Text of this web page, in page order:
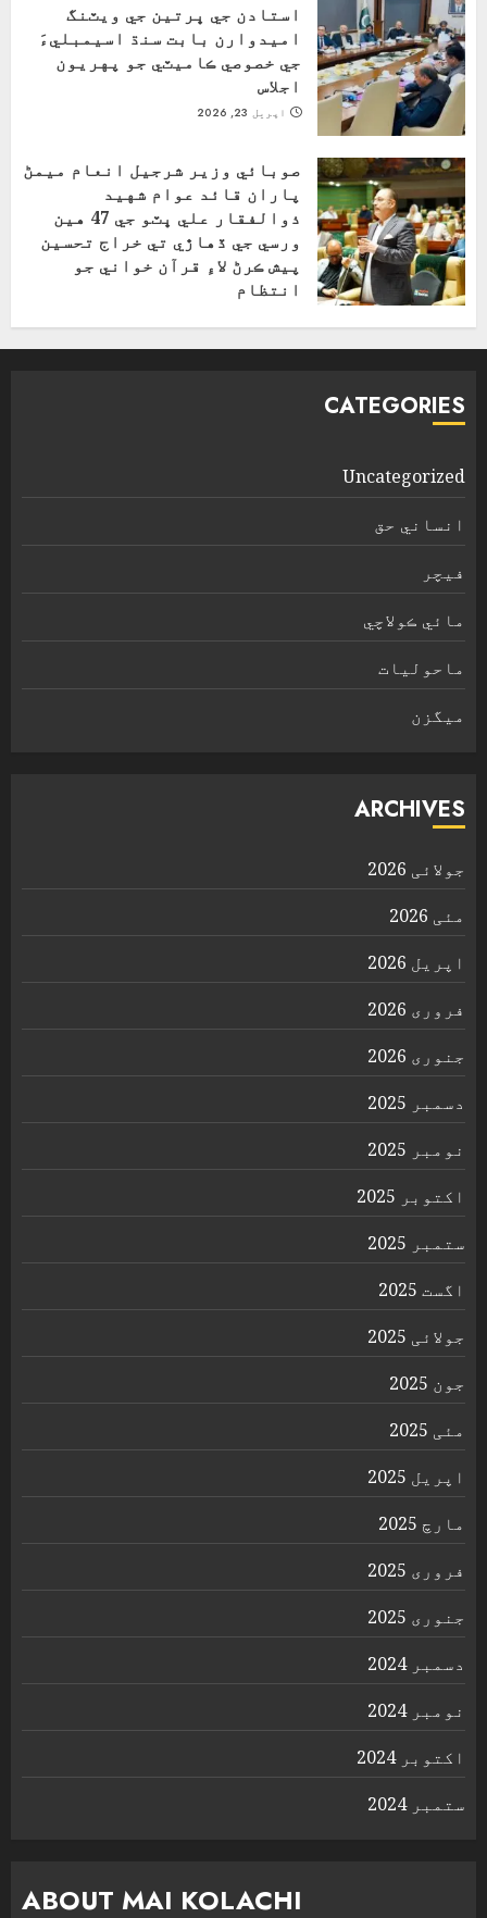
استادن جي ڀرتين جي ويٽنگ
اميدوارن بابت سنڌ اسيمبليءَ
جي خصوصي ڪاميٽي جو پهريون
اجلاس
اپریل 23, 2026
صوبائي وزير شرجيل انعام ميمڻ
پاران قائد عوام شهيد
ذوالفقار علي ڀٽو جي 47 هين
ورسي جي ڏهاڙي تي خراج تحسين
پيش ڪرڻ لاءِ قرآن خواني جو
انتظام
CATEGORIES
Uncategorized
انساني حق
فیچر
مائي ڪولاچي
ماحولیات
ميگزن
ARCHIVES
جولائی 2026
مئی 2026
اپریل 2026
فروری 2026
جنوری 2026
دسمبر 2025
نومبر 2025
اکتوبر 2025
ستمبر 2025
اگست 2025
جولائی 2025
جون 2025
مئی 2025
اپریل 2025
مارچ 2025
فروری 2025
جنوری 2025
دسمبر 2024
نومبر 2024
اکتوبر 2024
ستمبر 2024
ABOUT MAI KOLACHI